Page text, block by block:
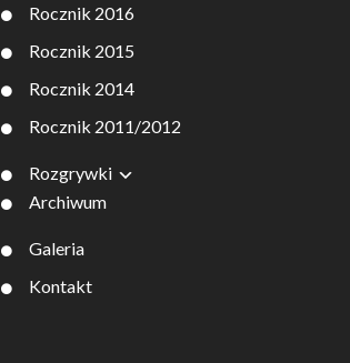
Rocznik 2016
Rocznik 2015
Rocznik 2014
Rocznik 2011/2012
Rozgrywki
Archiwum
Galeria
Kontakt